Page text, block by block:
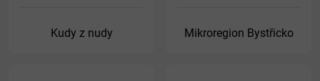
Kudy z nudy Mikroregion Bystřicko